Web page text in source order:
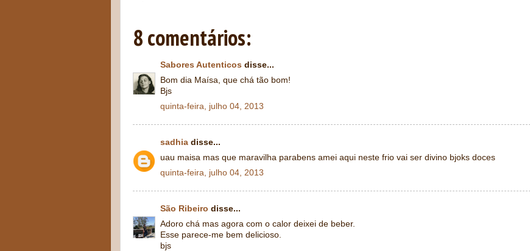
8 comentários:
Sabores Autenticos disse...
Bom dia Maísa, que chá tão bom!
Bjs
quinta-feira, julho 04, 2013
sadhia disse...
uau maisa mas que maravilha parabens amei aqui neste frio vai ser divino bjoks doces
quinta-feira, julho 04, 2013
São Ribeiro disse...
Adoro chá mas agora com o calor deixei de beber.
Esse parece-me bem delicioso.
bjs